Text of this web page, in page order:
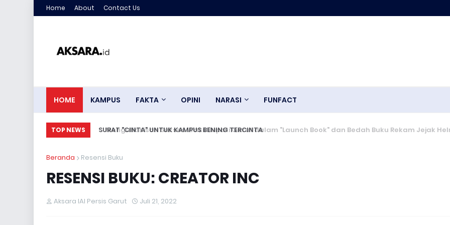
Home About Contact Us
HOME KAMPUS FAKTA OPINI NARASI FUNFACT
TOP NEWS SURAT "CINTA" UNTUK KAMPUS BENING TERCINTA
Beranda Resensi Buku
RESENSI BUKU: CREATOR INC
Aksara IAI Persis Garut Juli 21, 2022